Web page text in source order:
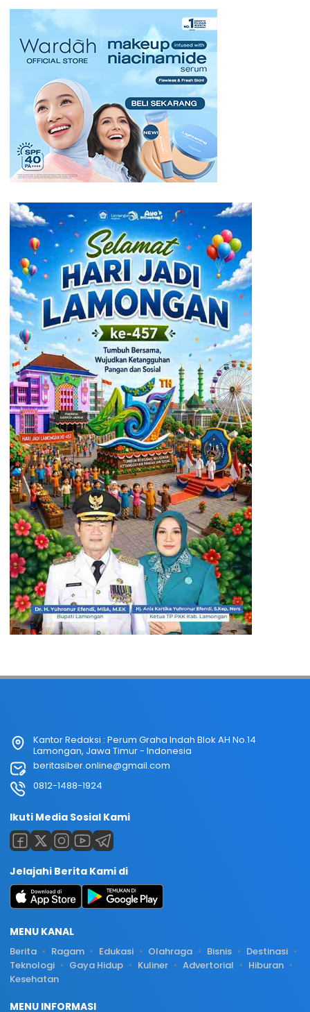
Kantor Redaksi : Perum Graha Indah Blok AH No.14
Lamongan, Jawa Timur - Indonesia
beritasiber.online@gmail.com
0812-1488-1924
Ikuti Media Sosial Kami
Jelajahi Berita Kami di
MENU KANAL
Berita Ragam Edukasi Olahraga Bisnis
Destinasi
Teknologi
Gaya Hidup Kuliner Advertorial
Hiburan
Kesehatan
MENU INFORMASI